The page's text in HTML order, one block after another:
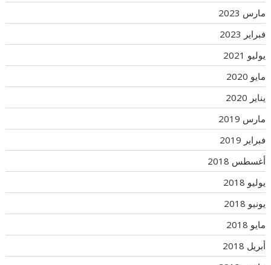
مارس 2023
فبراير 2023
يوليو 2021
مايو 2020
يناير 2020
مارس 2019
فبراير 2019
أغسطس 2018
يوليو 2018
يونيو 2018
مايو 2018
أبريل 2018